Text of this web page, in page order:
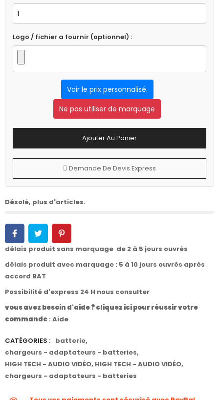
Logo / fichier a fournir (optionnel) :
Voir le prix personnalisé.
Ne pas utiliser de marquage
Ajouter Au Panier
Demande De Devis Express
Désolé, plus d'articles.
délais produit sans marquage de 2 à 5 jours ouvrés
délais produit avec marquage : 5 à 10 jours ouvrés après
accord BAT
Possibilité d'express 24 H nous consulter
vous avez besoin d'aide ? cliquez ici pour réussir votre
commande : Aide
CATÉGORIES : batterie,
chargeurs - adaptateurs - batteries,
HIGH TECH - AUDIO VIDÉO, HIGH TECH - AUDIO VIDÉO,
chargeurs - adaptateurs - batteries